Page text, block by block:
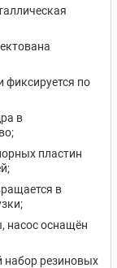
фиксируется по
в
пластин
в
насос оснащён
набор резиновых